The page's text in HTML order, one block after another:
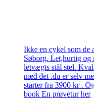
Ikke en cykel som de
Søborg. Let,hurtig
letvægts stål stel.
med det .du er selv
starter fra 3900 kr .
book En prøvetur her